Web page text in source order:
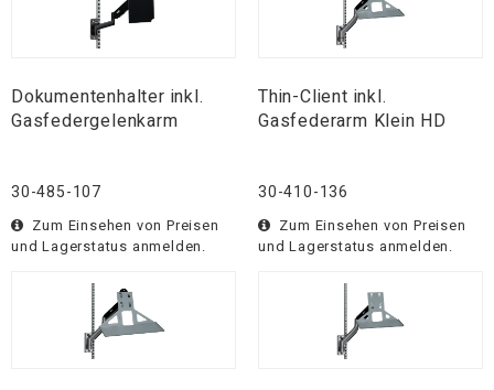
Dokumentenhalter inkl.
Gasfedergelenkarm
30-485-107
Zum Einsehen von Preisen
und Lagerstatus anmelden.
Thin-Client inkl.
Gasfederarm Klein HD
30-410-136
Zum Einsehen von Preisen
und Lagerstatus anmelden.